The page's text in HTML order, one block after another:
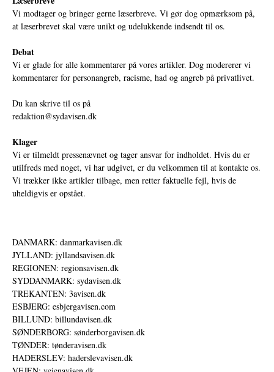
Vi modtager og bringer gerne læserbreve. Vi gør dog opmærksom på,
at læserbrevet skal være unikt og udelukkende indsendt til os.
Debat
Vi er glade for alle kommentarer på vores artikler. Dog modererer vi
kommentarer for personangreb, racisme, had og angreb på privatlivet.
Du kan skrive til os på
redaktion@sydavisen.dk
Klager
Vi er tilmeldt pressenævnet og tager ansvar for indholdet. Hvis du er
utilfreds med noget, vi har udgivet, er du velkommen til at kontakte os.
Vi trækker ikke artikler tilbage, men retter faktuelle fejl, hvis de
uheldigvis er opstået.
DANMARK: danmarkavisen.dk
JYLLAND: jyllandsavisen.dk
REGIONEN: regionsavisen.dk
SYDDANMARK: sydavisen.dk
TREKANTEN: 3avisen.dk
ESBJERG: esbjergavisen.com
BILLUND: billundavisen.dk
SØNDERBORG: sønderborgavisen.dk
TØNDER: tønderavisen.dk
HADERSLEV: haderslevavisen.dk